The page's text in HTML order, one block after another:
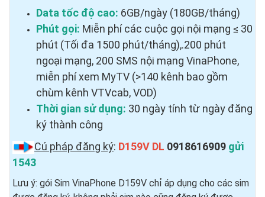
Data tốc độ cao: 6GB/ngày (180GB/tháng)
Phút gọi: Miễn phí các cuộc gọi nội mạng ≤ 30
phút (Tối đa 1500 phút/tháng),.200 phút
ngoại mạng, 200 SMS nội mạng VinaPhone,
miễn phí xem MyTV (>140 kênh bao gồm
chùm kênh VTVcab, VOD)
Thời gian sử dụng: 30 ngày tính từ ngày đăng
ký thành công
Cú pháp đăng ký: D159V DL 0918616909 gửi
1543
Lưu ý: gói Sim VinaPhone D159V chỉ áp dụng cho các sim